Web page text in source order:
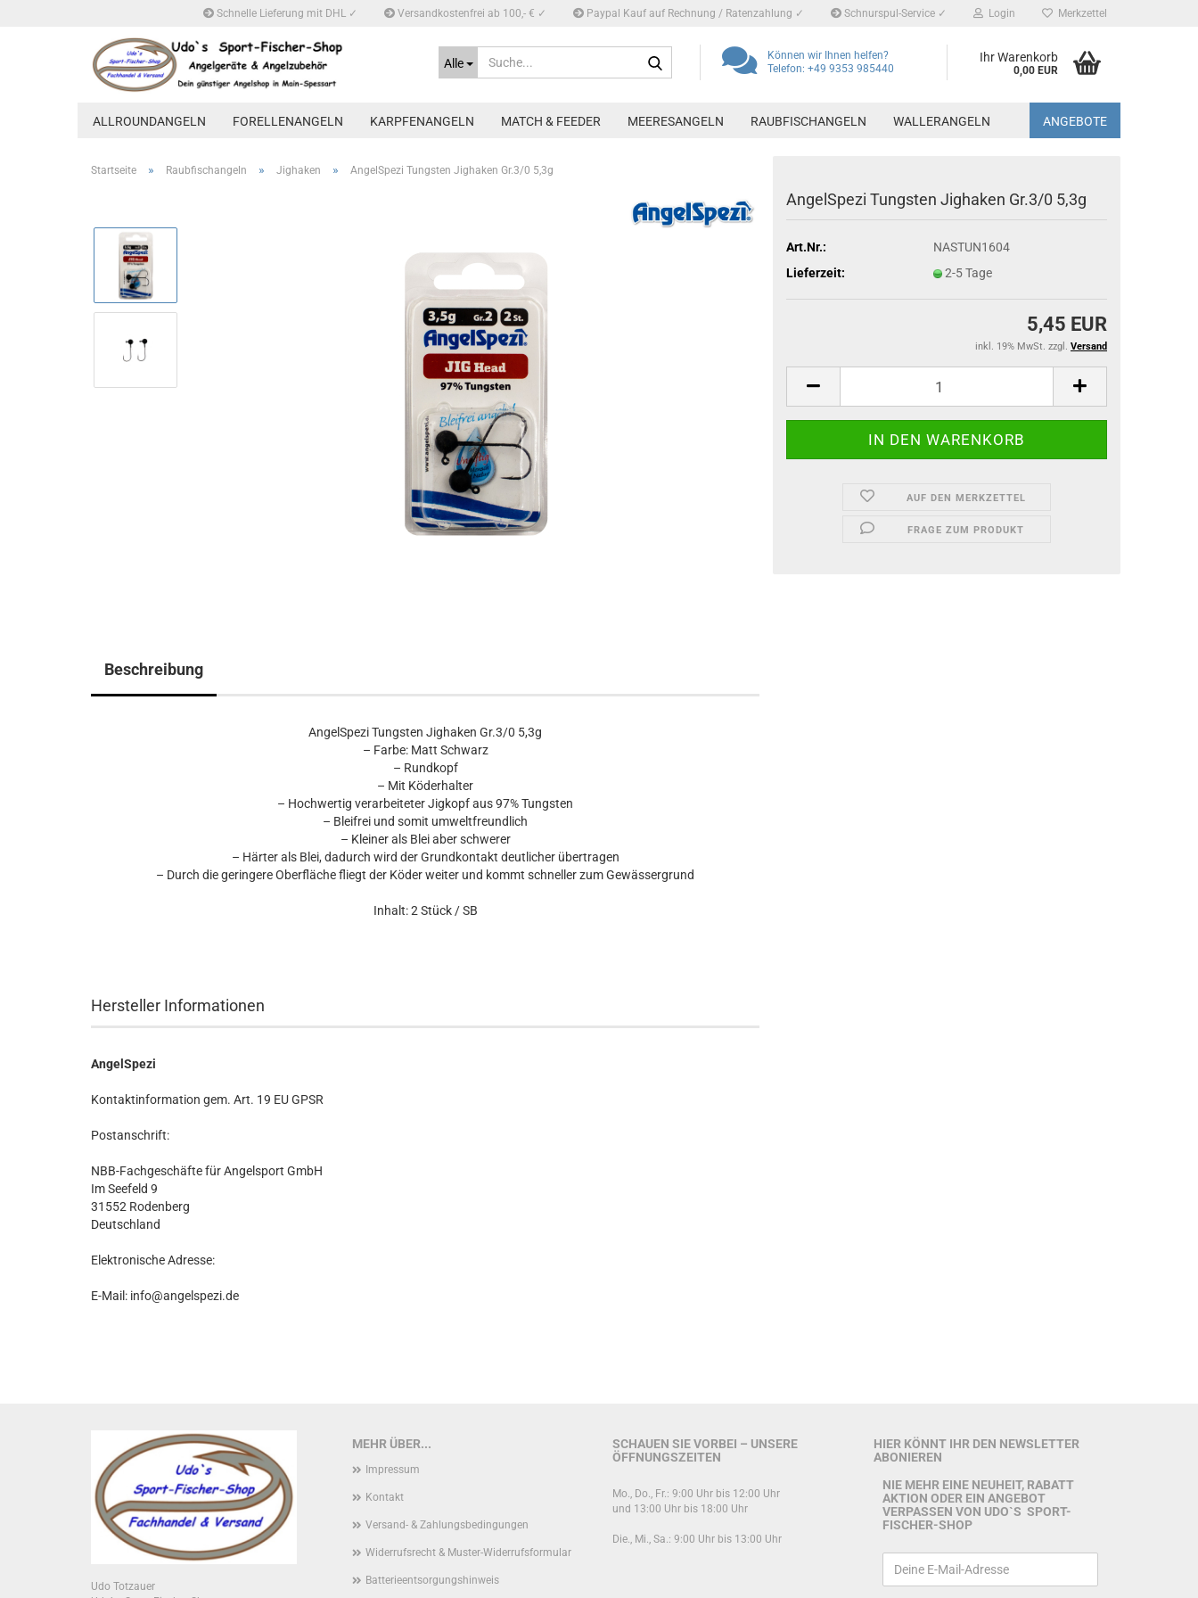
Schnelle Lieferung mit DHL ✓ Versandkostenfrei ab 100,- € ✓ Paypal Kauf auf Rechnung / Ratenzahlung ✓ Schnurspul-Service ✓ Login Merkzettel
Alle
Können wir Ihnen helfen?
Telefon: +49 9353 985440
Ihr Warenkorb
0,00 EUR
ALLROUNDANGELN FORELLENANGELN KARPFENANGELN MATCH & FEEDER MEERESANGELN RAUBFISCHANGELN WALLERANGELN ANGEBOTE
Startseite » Raubfischangeln » Jighaken » AngelSpezi Tungsten Jighaken Gr.3/0 5,3g
AngelSpezi Tungsten Jighaken Gr.3/0 5,3g
Art.Nr.:
NASTUN1604
Lieferzeit:
2-5 Tage
5,45 EUR
inkl. 19% MwSt. zzgl. Versand
AUF DEN MERKZETTEL
FRAGE ZUM PRODUKT
Beschreibung
AngelSpezi Tungsten Jighaken Gr.3/0 5,3g
– Farbe: Matt Schwarz
– Rundkopf
– Mit Köderhalter
– Hochwertig verarbeiteter Jigkopf aus 97% Tungsten
– Bleifrei und somit umweltfreundlich
– Kleiner als Blei aber schwerer
– Härter als Blei, dadurch wird der Grundkontakt deutlicher übertragen
– Durch die geringere Oberfläche fliegt der Köder weiter und kommt schneller zum Gewässergrund
Inhalt: 2 Stück / SB
Hersteller Informationen
AngelSpezi
Kontaktinformation gem. Art. 19 EU GPSR
Postanschrift:
NBB-Fachgeschäfte für Angelsport GmbH
Im Seefeld 9
31552 Rodenberg
Deutschland
Elektronische Adresse:
E-Mail: info@angelspezi.de
MEHR ÜBER...
Impressum
Kontakt
Versand- & Zahlungsbedingungen
Widerrufsrecht & Muster-Widerrufsformular
Batterieentsorgungshinweis
SCHAUEN SIE VORBEI – UNSERE
ÖFFNUNGSZEITEN
Mo., Do., Fr.: 9:00 Uhr bis 12:00 Uhr
und 13:00 Uhr bis 18:00 Uhr
Die., Mi., Sa.: 9:00 Uhr bis 13:00 Uhr
HIER KÖNNT IHR DEN NEWSLETTER
ABONIEREN
NIE MEHR EINE NEUHEIT, RABATT
AKTION ODER EIN ANGEBOT
VERPASSEN VON UDO`S SPORT-
FISCHER-SHOP
Udo Totzauer